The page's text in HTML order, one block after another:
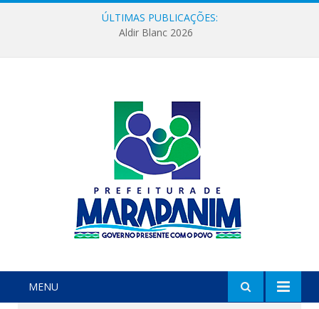
ÚLTIMAS PUBLICAÇÕES:
Aldir Blanc 2026
MENU